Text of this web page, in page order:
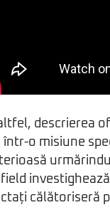
descrierea
într-o misiune
călătoriseră